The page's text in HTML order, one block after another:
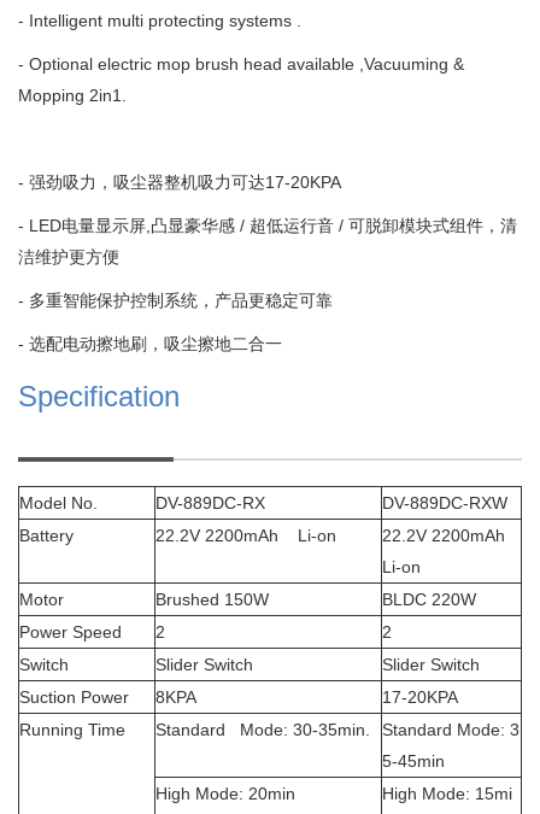
- Intelligent multi protecting systems .
- Optional electric mop brush head available ,Vacuuming &
Mopping 2in1.
- 强劲吸力，吸尘器整机吸力可达17-20KPA
- LED电量显示屏,凸显豪华感 / 超低运行音 / 可脱卸模块式组件，清
洁维护更方便
- 多重智能保护控制系统，产品更稳定可靠
- 选配电动擦地刷，吸尘擦地二合一
Specification
Model No. DV-889DC-RX
DV-889DC-RXW
Battery
22.2V 2200mAh Li-on
22.2V 2200mAh
Li-on
Motor
Brushed 150W
BLDC 220W
Power Speed
2
2
Switch
Slider Switch
Slider Switch
Suction Power
8KPA
17-20KPA
Running Time
Standard Mode: 30-35min.
Standard Mode: 3
5-45min
High Mode: 20min
High Mode: 15mi